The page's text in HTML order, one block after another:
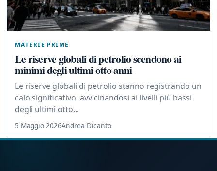
MATERIE PRIME
Le riserve globali di petrolio scendono ai
minimi degli ultimi otto anni
Le riserve globali di petrolio stanno registrando un
calo significativo, avvicinandosi ai livelli più bassi
degli ultimi otto...
5 Maggio 2026Andrea Dicanto